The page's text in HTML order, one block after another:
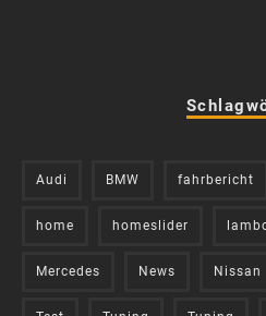
Audi BMW fahrbericht
home homeslider
Mercedes News Nissan